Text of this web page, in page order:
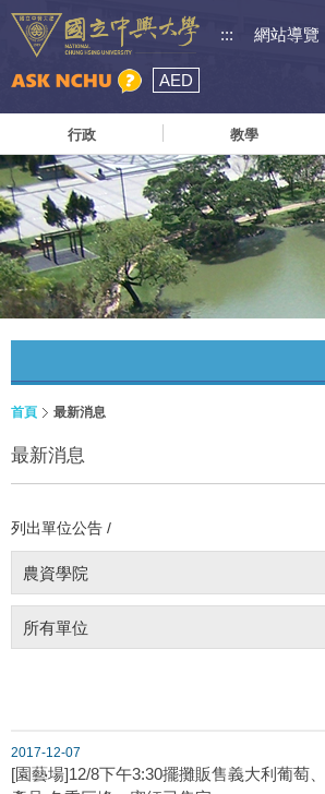
::: 網站導覽
AED
行政 教學
首頁 最新消息
最新消息
列出單位公告 /
農資學院
所有單位
2017-12-07
[園藝場]12/8下午3:30擺攤販售義大利葡萄